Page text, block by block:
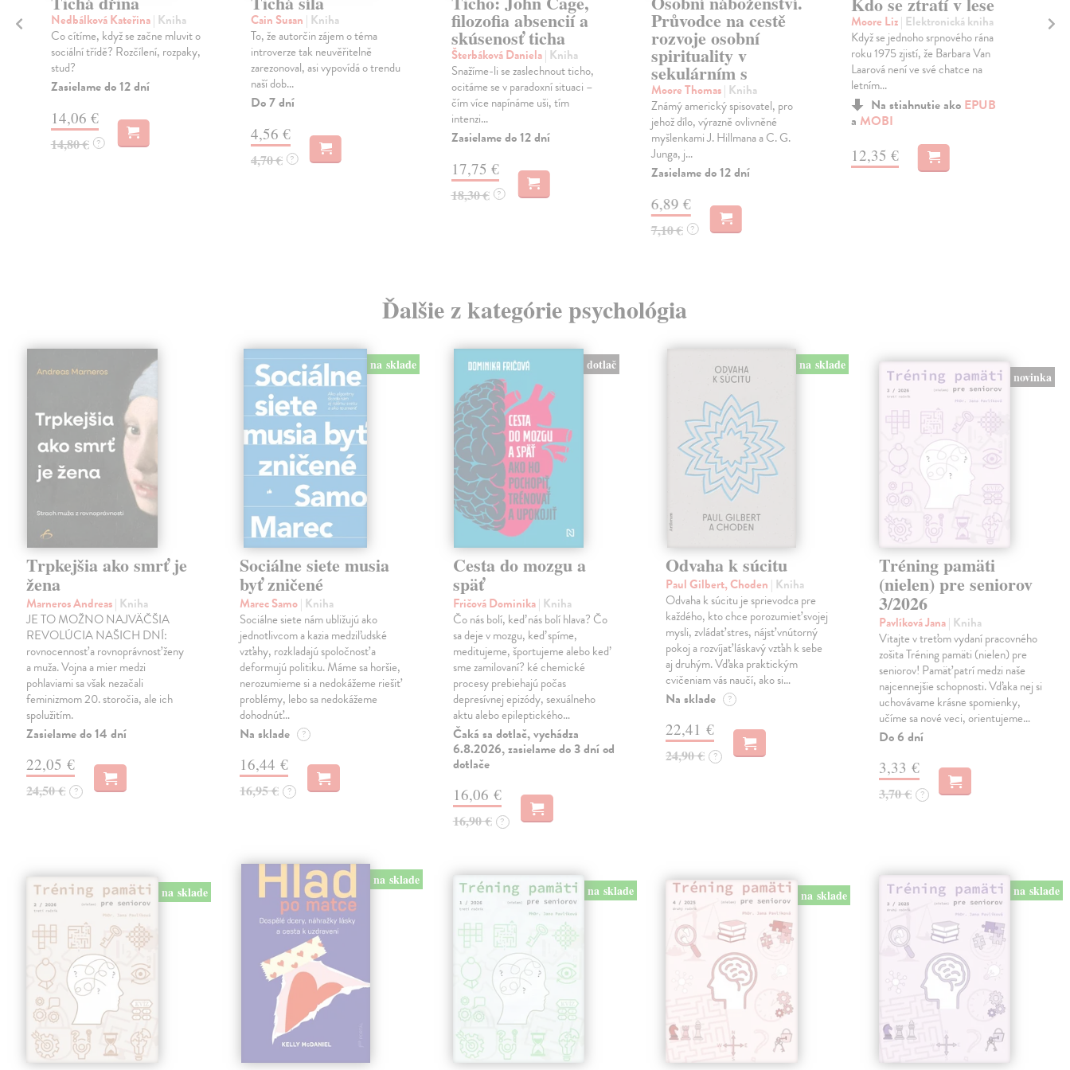
Nedbálková Kateřina| Kniha
Co cítíme, když se začne mluvit o
sociální třídě? Rozčílení, rozpaky,
stud?
Zasielame do 12 dní
14,06 €
14,80 € ?
Cain Susan | Kniha
To, že autorčin zájem o téma
introverze tak neuvěřitelně
zarezonoval, asi vypovídá o trendu
naší dob...
Do 7 dní
4,56 €
4,70 € ?
filozofia absencií a
skúsenosť ticha
Šterbáková Daniela| Kniha
Snažíme-li se zaslechnout ticho,
ocitáme se v paradoxní situaci –
čím více napínáme uši, tím
intenzi...
Zasielame do 12 dní
17,75 €
18,30 € ?
Průvodce na cestě
rozvoje osobní
spirituality v
sekulárním s
Moore Thomas| Kniha
Známý americký spisovatel, pro
jehož dílo, výrazně ovlivněné
myšlenkami J. Hillmana a C. G.
Junga, j...
Zasielame do 12 dní
6,89 €
7,10 € ?
Moore Liz| Elektronická kniha
Když se jednoho srpnového rána
roku 1975 zjistí, že Barbara Van
Laarová není ve své chatce na
letním...
Na stiahnutie ako EPUB
a MOBI
12,35 €
Ďalšie z kategórie psychológia
Trpkejšia ako smrť je
žena
Marneros Andreas| Kniha
JE TO MOŽNO NAJVÄČŠIA
REVOLÚCIA NAŠICH DNÍ:
rovnocennosť a rovnoprávnosť ženy
a muža. Vojna a mier medzi
pohlaviami sa však nezačali
feminizmom 20. storočia, ale ich
spolužitím.
Zasielame do 14 dní
22,05 €
24,50 € ?
na sklade
Sociálne siete musia
byť zničené
Marec Samo| Kniha
Sociálne siete nám ubližujú ako
jednotlivcom a kazia medziľudské
vzťahy, rozkladajú spoločnosť a
deformujú politiku. Máme sa horšie,
nerozumieme si a nedokážeme riešiť
problémy, lebo sa nedokážeme
dohodnúť…
Na sklade ?
16,44 €
16,95 € ?
dotlač
Cesta do mozgu a
späť
Fričová Dominika| Kniha
Čo nás bolí, keď nás bolí hlava? Čo
sa deje v mozgu, keď spíme,
meditujeme, športujeme alebo keď
sme zamilovaní? ké chemické
procesy prebiehajú počas
depresívnej epizódy, sexuálneho
aktu alebo epileptického…
Čaká sa dotlač, vychádza
6.8.2026, zasielame do 3 dní od
dotlače
16,06 €
16,90 € ?
na sklade
Odvaha k súcitu
Paul Gilbert, Choden | Kniha
Odvaha k súcitu je sprievodca pre
každého, kto chce porozumieť svojej
mysli, zvládať stres, nájsť vnútorný
pokoj a rozvíjať láskavý vzťah k sebe
aj druhým. Vďaka praktickým
cvičeniam vás naučí, ako si…
Na sklade ?
22,41 €
24,90 € ?
novinka
Tréning pamäti
(nielen) pre seniorov
3/2026
Pavlíková Jana| Kniha
Vitajte v treťom vydaní pracovného
zošita Tréning pamäti (nielen) pre
seniorov! Pamäť patrí medzi naše
najcennejšie schopnosti. Vďaka nej si
uchovávame krásne spomienky,
učíme sa nové veci, orientujeme…
Do 6 dní
3,33 €
3,70 € ?
na sklade
na sklade
na sklade na sklade na sklade